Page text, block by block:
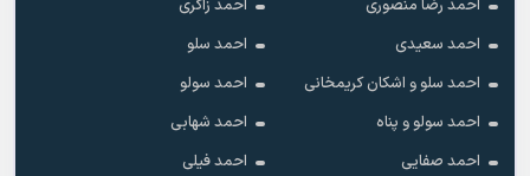
احمد رضا منصوری
احمد زاکری
احمد سعیدی
احمد سلو
احمد سلو و اشکان کریمخانی
احمد سولو
احمد سولو و پناه
احمد شهابی
احمد صفایی
احمد فیلی